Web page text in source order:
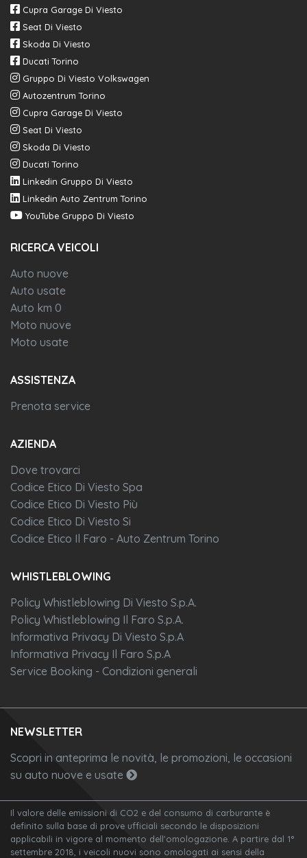
Cupra Garage Di Viesto
Seat Di Viesto
Skoda Di Viesto
Ducati Torino
Gruppo Di Viesto Volkswagen
Autozentrum Torino
Cupra Garage Di Viesto
Seat Di Viesto
Skoda Di Viesto
Ducati Torino
Linkedin Gruppo Di Viesto
Linkedin Auto Zentrum Torino
YouTube Gruppo Di Viesto
RICERCA VEICOLI
Auto nuove
Auto usate
Auto km 0
Moto nuove
Moto usate
ASSISTENZA
Prenota service
AZIENDA
Dove trovarci
Codice Etico Di Viesto Spa
Codice Etico Di Viesto Più
Codice Etico Di Viesto Si
Codice Etico Il Faro - Auto Zentrum Torino
WHISTLEBLOWING
Policy Whistleblowing Di Viesto S.p.A.
Policy Whistleblowing Il Faro S.p.A.
Informativa Privacy Di Viesto S.p.A
Informativa Privacy Il Faro S.p.A
Service Booking - Condizioni generali
NEWSLETTER
Scopri in anteprima le novità, le promozioni, le occasioni
su auto nuove e usate
Il valore delle emissioni di CO2 e del consumo di carburante è
definito sulla base di prove ufficiali secondo le disposizioni
applicabili in vigore al momento dell'omologazione. A partire dal 1°
settembre 2018, i veicoli nuovi sono omologati ai sensi della